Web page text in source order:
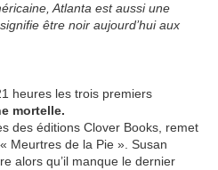
Atlanta est aussi une
être noir aujourd’hui aux
heures les trois premiers
mortelle.
des éditions Clover Books, remet
Meurtres de la Pie ». Susan
alors qu’il manque le dernier